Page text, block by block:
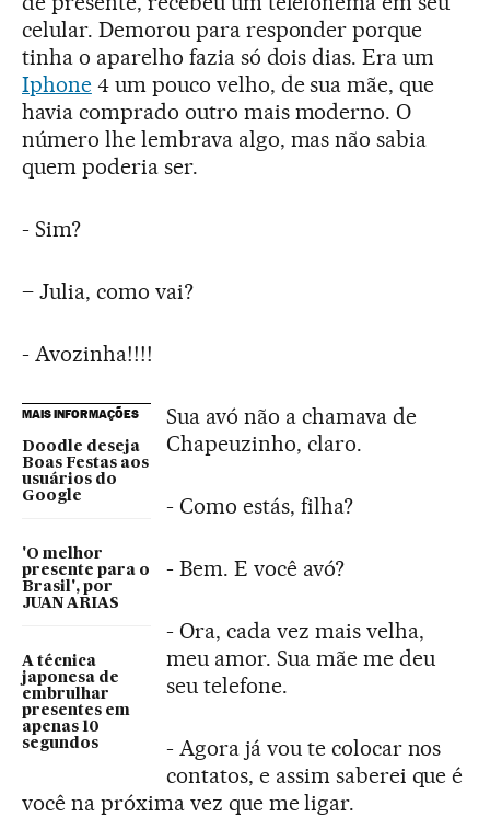
celular. Demorou para responder porque
tinha o aparelho fazia só dois dias. Era um
Iphone4 um pouco velho, de sua mãe, que
havia comprado outro mais moderno. O
número lhe lembrava algo, mas não sabia
quem poderia ser.
- Sim?
– Julia, como vai?
- Avozinha!!!!
MAIS INFORMAÇÕES
Doodle deseja
Boas Festas aos
usuários do
Google
'O melhor
presente para o
Brasil', por
JUAN ARIAS
A técnica
japonesa de
embrulhar
presentes em
apenas 10
segundos
Sua avó não a chamava de
Chapeuzinho, claro.
- Como estás, filha?
- Bem. E você avó?
- Ora, cada vez mais velha,
meu amor. Sua mãe me deu
seu telefone.
- Agora já vou te colocar nos
contatos, e assim saberei que é
você na próxima vez que me ligar.